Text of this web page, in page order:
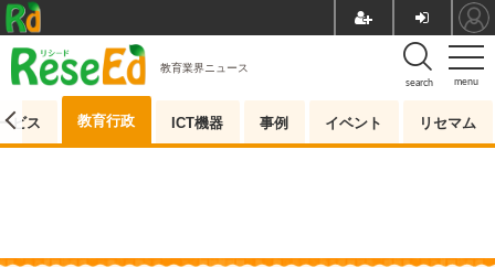
menu
search
教育業界ニュース
ビス 教育行政 ICT機器 事例 イベント リセマム